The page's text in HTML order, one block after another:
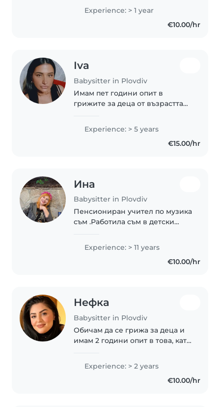
детегледачка. Обичам да
общувам с деца и умея да
създавам спокойна, безопасна
Experience: > 1 year
€10.00/hr
Iva
Babysitter in Plovdiv
Имам пет години опит в
грижите за деца от възрастта
организиране на забавни игри.
Предпочитам работа в дома на
Experience: > 5 years
€15.00/hr
Ина
Babysitter in Plovdiv
Пенсиониран учител по музика
съм .Работила съм в детски
Experience: > 11 years
€10.00/hr
Нефка
Babysitter in Plovdiv
Обичам да се грижа за деца и
имам 2 години опит в това, като
и малки деца. Притежавам
сертификат за първа помощ и
съм запозната с всички важни
Experience: > 2 years
€10.00/hr